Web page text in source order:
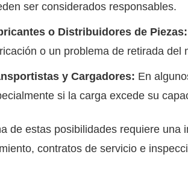
ser considerados responsables.
o Distribuidores de Piezas:
o un problema de retirada
y Cargadores: En
si la carga excede su
de estas posibilidades requiere
contratos de servicio e